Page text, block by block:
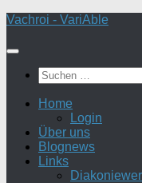
Zum
springen
Vachroi - VariAble
Suchen
nach:
Home
Login
Über uns
Blognews
Links